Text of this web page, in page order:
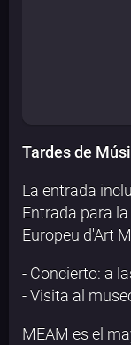
Tardes de
La entrada
Entrada para
Europeu d'Art
- Concierto: a
- Visita al
MEAM es el